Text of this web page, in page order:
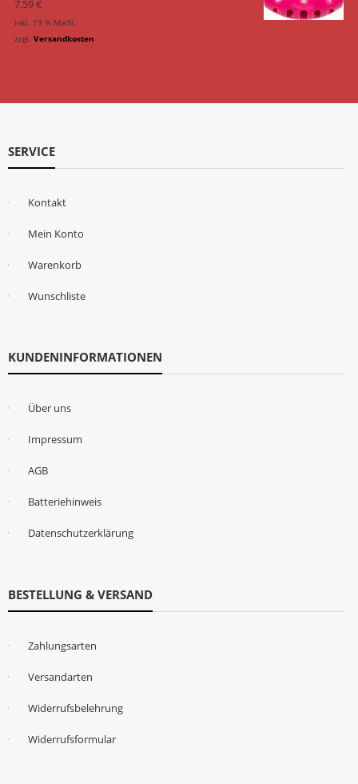
7,59€
inkl. 19 % MwSt.
zzgl. Versandkosten
SERVICE
Kontakt
Mein Konto
Warenkorb
Wunschliste
KUNDENINFORMATIONEN
Über uns
Impressum
AGB
Batteriehinweis
Datenschutzerklärung
BESTELLUNG & VERSAND
Zahlungsarten
Versandarten
Widerrufsbelehrung
Widerrufsformular